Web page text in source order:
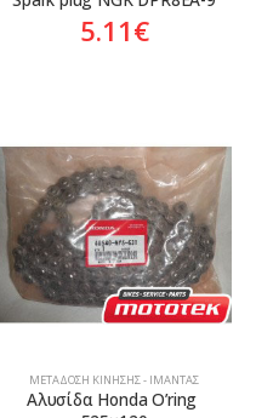
5.11€
ΜΕΤΆΔΟΣΗ ΚΊΝΗΣΗΣ - ΙΜΆΝΤΑΣ
Αλυσίδα Honda O’ring